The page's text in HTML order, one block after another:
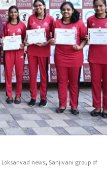
Loksanvad news, Sanjivani group of